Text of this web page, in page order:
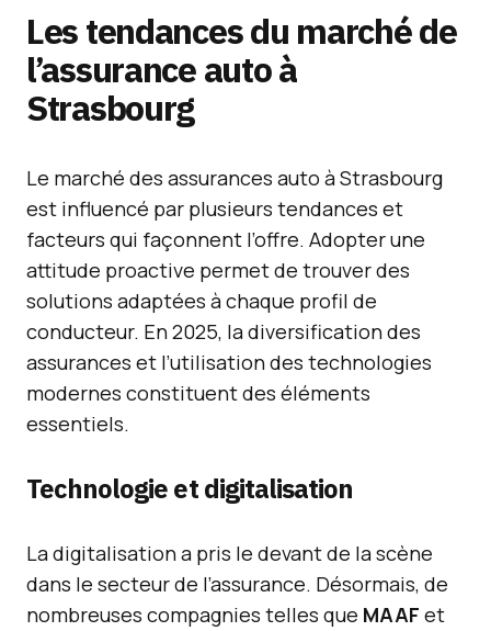
Les tendances du marché de
l’assurance auto à
Strasbourg
Le marché des assurances auto à Strasbourg
est influencé par plusieurs tendances et
facteurs qui façonnent l’offre. Adopter une
attitude proactive permet de trouver des
solutions adaptées à chaque profil de
conducteur. En 2025, la diversification des
assurances et l’utilisation des technologies
modernes constituent des éléments
essentiels.
Technologie et digitalisation
La digitalisation a pris le devant de la scène
dans le secteur de l’assurance. Désormais, de
nombreuses compagnies telles que MAAF et